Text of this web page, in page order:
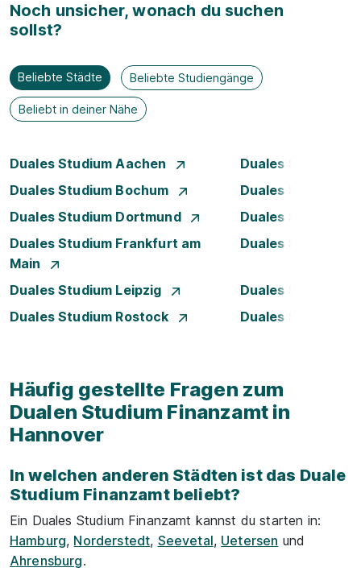
Noch unsicher, wonach du suchen
sollst?
Beliebte Städte Beliebte Studiengänge
Beliebt in deiner Nähe
Duales Studium Aachen
Duales Studium
Duales Studium Bochum
Duales Studium
Duales Studium Dortmund
Duales Studium
Duales Studium Frankfurt am
Main
Duales Studium
Duales Studium Leipzig
Duales Studium
Duales Studium Rostock
Duales Studium
Häufig gestellte Fragen zum
Dualen Studium Finanzamt in
Hannover
In welchen anderen Städten ist das Duale
Studium Finanzamt beliebt?
Ein Duales Studium Finanzamt kannst du starten in:
Hamburg, Norderstedt, Seevetal, Uetersen und
Ahrensburg.